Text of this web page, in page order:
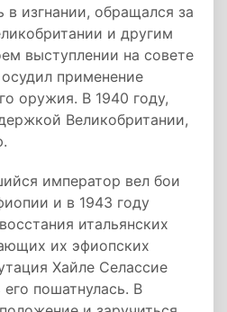
в изгнании, обращался за
и другим
выступлении на совете
применение
оружия. В 1940 году,
Великобритании,
император вел бои
и в 1943 году
итальянских
их эфиопских
Хайле Селассие
пошатнулась. В